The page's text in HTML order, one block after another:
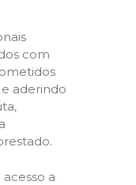
com
aderindo
a